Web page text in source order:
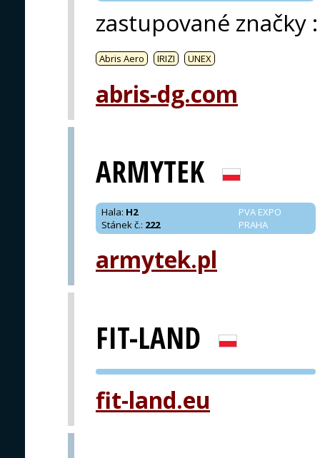
zastupované značky :
Abris Aero IRIZI UNEX
abris-dg.com
ARMYTEK
PVA EXPO
PRAHA
Hala: H2
Stánek č.: 222
armytek.pl
FIT-LAND
PVA EXPO
fit-land.eu